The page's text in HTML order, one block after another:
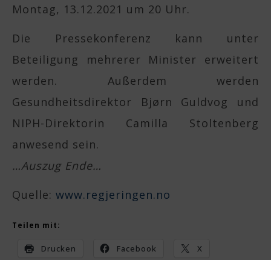
Montag, 13.12.2021 um 20 Uhr.
Die Pressekonferenz kann unter
Beteiligung mehrerer Minister erweitert
werden. Außerdem werden
Gesundheitsdirektor Bjørn Guldvog und
NIPH-Direktorin Camilla Stoltenberg
anwesend sein.
…Auszug Ende…
Quelle: www.regjeringen.no
Teilen mit:
Drucken Facebook X